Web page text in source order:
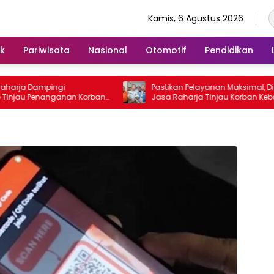
Kamis, 6 Agustus 2026
Pariwisata Nasional Otomotif Pendidikan
Dampingi
Penanganan Korban
II di RS PHC
Pastikan Pelayanan Maksimal,
Jasa Raharja Tinjau Korban
KM Mutiara Sentosa II